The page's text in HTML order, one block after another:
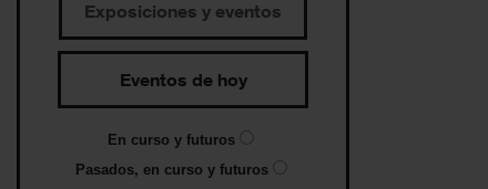
Exposiciones y eventos
Eventos de hoy
En curso y futuros
Pasados, en curso y futuros